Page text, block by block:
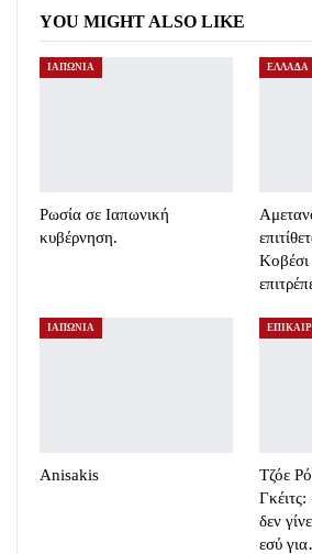
YOU MIGHT ALSO LIKE
ΙΑΠΩΝΙΑ
Ρωσία σε Ιαπωνική
κυβέρνηση.
ΕΛΛΑΔΑ
ΙΑΠΩΝΙΑ
Anisakis
Τζόε
δεν
εσύ